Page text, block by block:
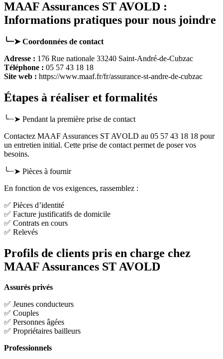
MAAF Assurances ST AVOLD :
Informations pratiques pour nous joindre
╰┈➤ Coordonnées de contact
Adresse : 176 Rue nationale 33240 Saint-André-de-Cubzac
Téléphone : 05 57 43 18 18
Site web : https://www.maaf.fr/fr/assurance-st-andre-de-cubzac
Étapes à réaliser et formalités
╰┈➤ Pendant la première prise de contact
Contactez MAAF Assurances ST AVOLD au 05 57 43 18 18 pour
un entretien initial. Cette prise de contact permet de poser vos
besoins.
╰┈➤ Pièces à fournir
En fonction de vos exigences, rassemblez :
✅ Pièces d’identité
✅ Facture justificatifs de domicile
✅ Contrats en cours
✅ Relevés
Profils de clients pris en charge chez
MAAF Assurances ST AVOLD
Assurés privés
✅ Jeunes conducteurs
✅ Couples
✅ Personnes âgées
✅ Propriétaires bailleurs
Professionnels